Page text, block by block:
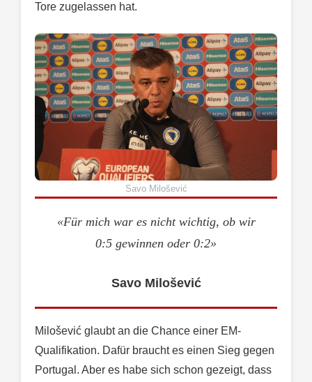
Tore zugelassen hat.
Savo Milošević
«Für mich war es nicht wichtig, ob wir
0:5 gewinnen oder 0:2»
Savo Milošević
Milošević glaubt an die Chance einer EM-
Qualifikation. Dafür braucht es einen Sieg gegen
Portugal. Aber es habe sich schon gezeigt, dass